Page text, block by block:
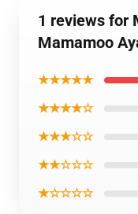
1 reviews for
Mamamoo
★★★★★
★★★★☆
★★★☆☆
★★☆☆☆
★☆☆☆☆